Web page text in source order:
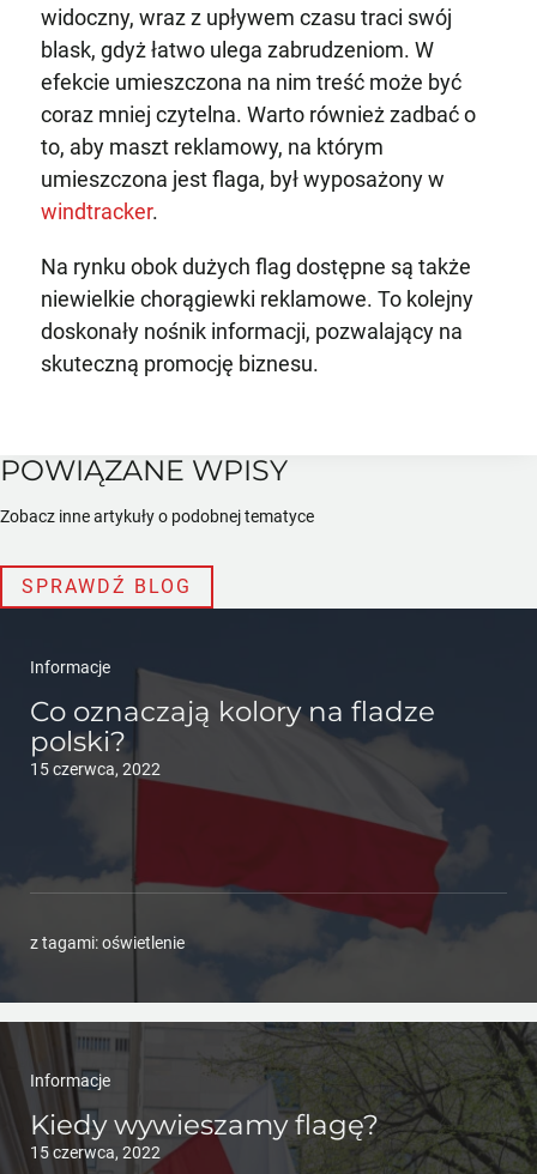
widoczny, wraz z upływem czasu traci swój
blask, gdyż łatwo ulega zabrudzeniom. W
efekcie umieszczona na nim treść może być
coraz mniej czytelna. Warto również zadbać o
to, aby maszt reklamowy, na którym
umieszczona jest flaga, był wyposażony w
windtracker.
Na rynku obok dużych flag dostępne są także
niewielkie chorągiewki reklamowe. To kolejny
doskonały nośnik informacji, pozwalający na
skuteczną promocję biznesu.
POWIĄZANE WPISY
Zobacz inne artykuły o podobnej tematyce
SPRAWDŹ BLOG
Co oznaczają kolory na fladze
polski?
Informacje
15 czerwca, 2022
z tagami:oświetlenie
Kiedy wywieszamy flagę?
Informacje
15 czerwca, 2022